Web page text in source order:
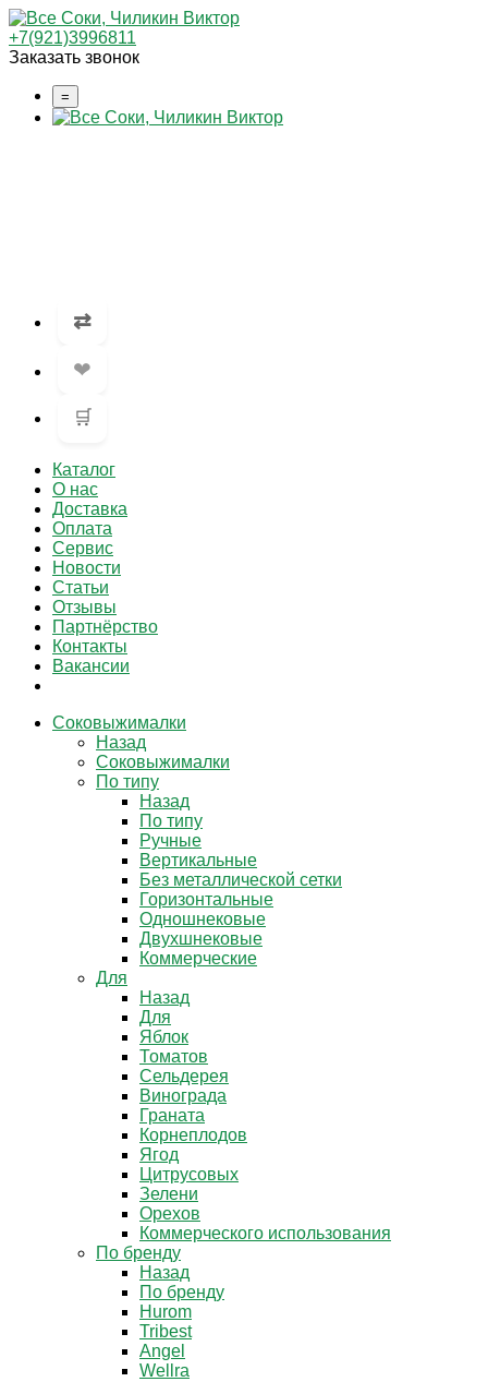
+7(921)3996811
Заказать звонок
=
⇄
❤
🛒
Каталог
О нас
Доставка
Оплата
Сервис
Новости
Статьи
Отзывы
Партнёрство
Контакты
Вакансии
Соковыжималки
Назад
Соковыжималки
По типу
Назад
По типу
Ручные
Вертикальные
Без металлической сетки
Горизонтальные
Одношнековые
Двухшнековые
Коммерческие
Для
Назад
Для
Яблок
Томатов
Cельдерея
Винограда
Граната
Корнеплодов
Ягод
Цитрусовых
Зелени
Орехов
Коммерческого использования
По бренду
Назад
По бренду
Hurom
Tribest
Angel
Wellra